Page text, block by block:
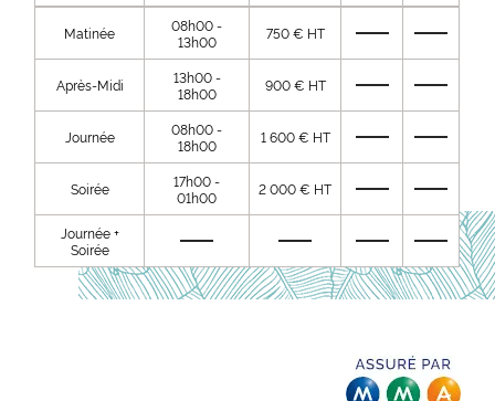
Matinée
08h00 -
13h00
750 € HT
Après-Midi
13h00 -
18h00
900 € HT
Journée
08h00 -
18h00
1 600 € HT
Soirée
17h00 -
01h00
2 000 € HT
Journée +
Soirée